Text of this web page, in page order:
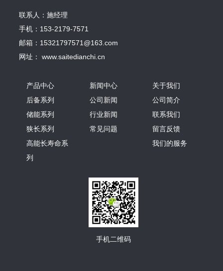
联系人：施经理
手机：153-2179-7571
邮箱：15321797571@163.com
网址： www.saitedianchi.cn
产品中心
后备系列
储能系列
狭长系列
高能长寿命系
列
新闻中心
公司新闻
行业新闻
常见问题
关于我们
公司简介
联系我们
留言反馈
我们的服务
手机二维码